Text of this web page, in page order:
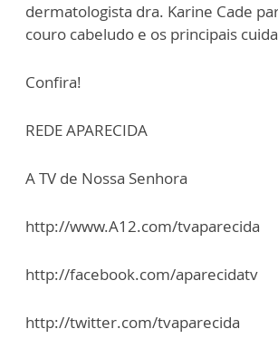
dermatologista dra. Karine Cade
couro cabeludo e os principais
Confira!
REDE APARECIDA
A TV de Nossa Senhora
http://www.A12.com/tvaparecida
http://facebook.com/aparecidatv
http://twitter.com/tvaparecida